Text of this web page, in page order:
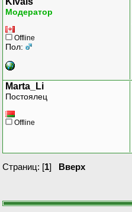
Модератор
Offline
Пол:
Marta_Li
Постоялец
Offline
Страниц: [1] Вверх